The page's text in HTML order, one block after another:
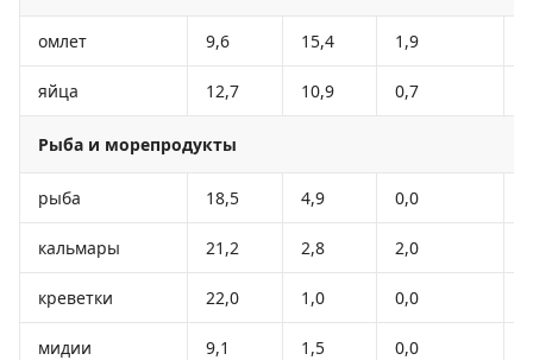
омлет 9,6 15,4 1,9
яйца 12,7 10,9 0,7
Рыба и морепродукты
рыба 18,5 4,9 0,0
кальмары 21,2 2,8 2,0
креветки 22,0 1,0 0,0
мидии 9,1 1,5 0,0